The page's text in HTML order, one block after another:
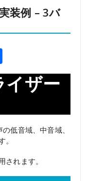
装例 – 3バ
有
イザー
低音域、中音域、
れます。